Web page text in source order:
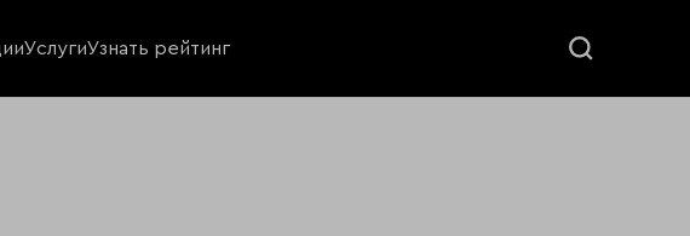
УслугиУзнать рейтинг